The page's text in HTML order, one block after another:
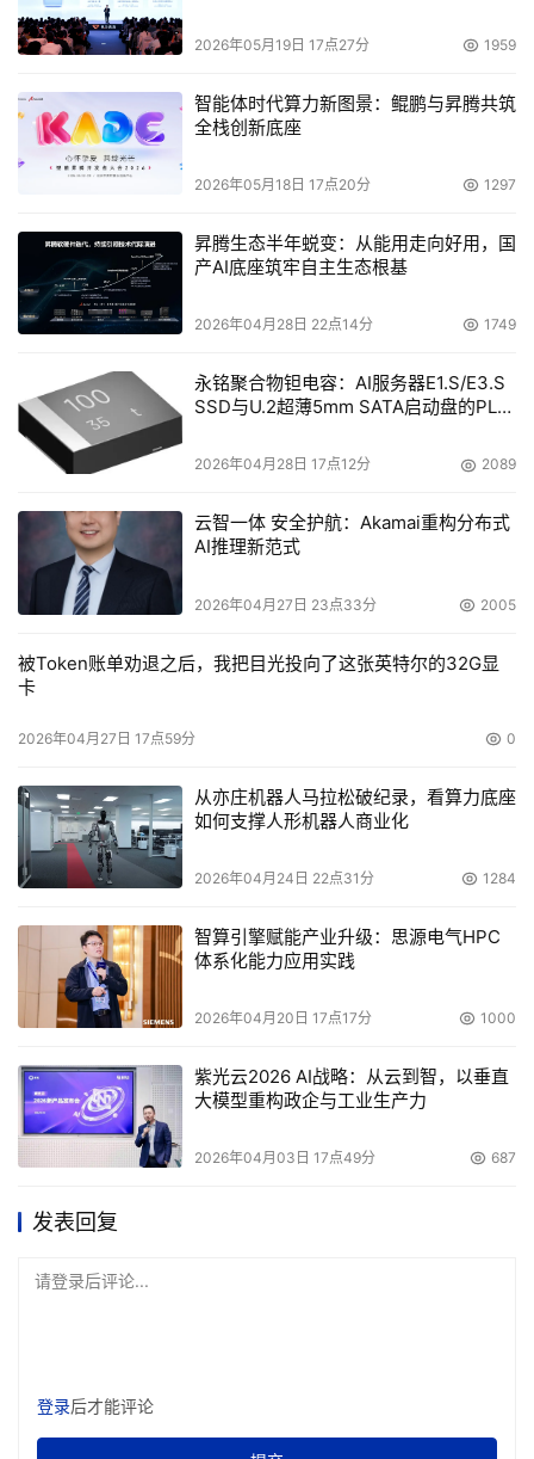
2026年05月19日 17点27分 1959
智能体时代算力新图景：鲲鹏与昇腾共筑
全栈创新底座
2026年05月18日 17点20分 1297
昇腾生态半年蜕变：从能用走向好用，国
产AI底座筑牢自主生态根基
2026年04月28日 22点14分 1749
永铭聚合物钽电容：AI服务器E1.S/E3.S
SSD与U.2超薄5mm SATA启动盘的PLP
2026年04月28日 17点12分 2089
云智一体 安全护航：Akamai重构分布式
AI推理新范式
2026年04月27日 23点33分 2005
被Token账单劝退之后，我把目光投向了这张英特尔的32G显
卡
2026年04月27日 17点59分 0
从亦庄机器人马拉松破纪录，看算力底座
如何支撑人形机器人商业化
2026年04月24日 22点31分 1284
智算引擎赋能产业升级：思源电气HPC
体系化能力应用实践
2026年04月20日 17点17分 1000
紫光云2026 AI战略：从云到智，以垂直
大模型重构政企与工业生产力
2026年04月03日 17点49分 687
发表回复
请登录后评论...
登录后才能评论